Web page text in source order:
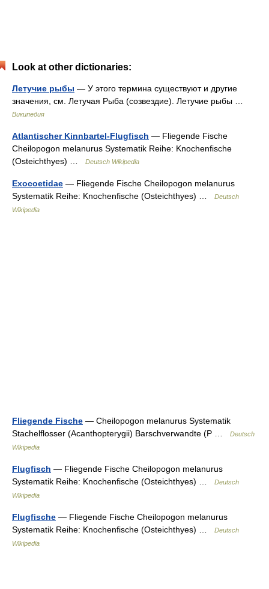
Look at other dictionaries:
Летучие рыбы — У этого термина существуют и другие
значения, см. Летучая Рыба (созвездие). Летучие рыбы …
Википедия
Atlantischer Kinnbartel-Flugfisch — Fliegende Fische
Cheilopogon melanurus Systematik Reihe: Knochenfische
(Osteichthyes) …
Deutsch Wikipedia
Exocoetidae — Fliegende Fische Cheilopogon melanurus
Systematik Reihe: Knochenfische (Osteichthyes) …
Deutsch
Wikipedia
Fliegende Fische — Cheilopogon melanurus Systematik
Stachelflosser (Acanthopterygii) Barschverwandte (P …
Deutsch
Wikipedia
Flugfisch — Fliegende Fische Cheilopogon melanurus
Systematik Reihe: Knochenfische (Osteichthyes) …
Deutsch
Wikipedia
Flugfische — Fliegende Fische Cheilopogon melanurus
Systematik Reihe: Knochenfische (Osteichthyes) …
Deutsch
Wikipedia